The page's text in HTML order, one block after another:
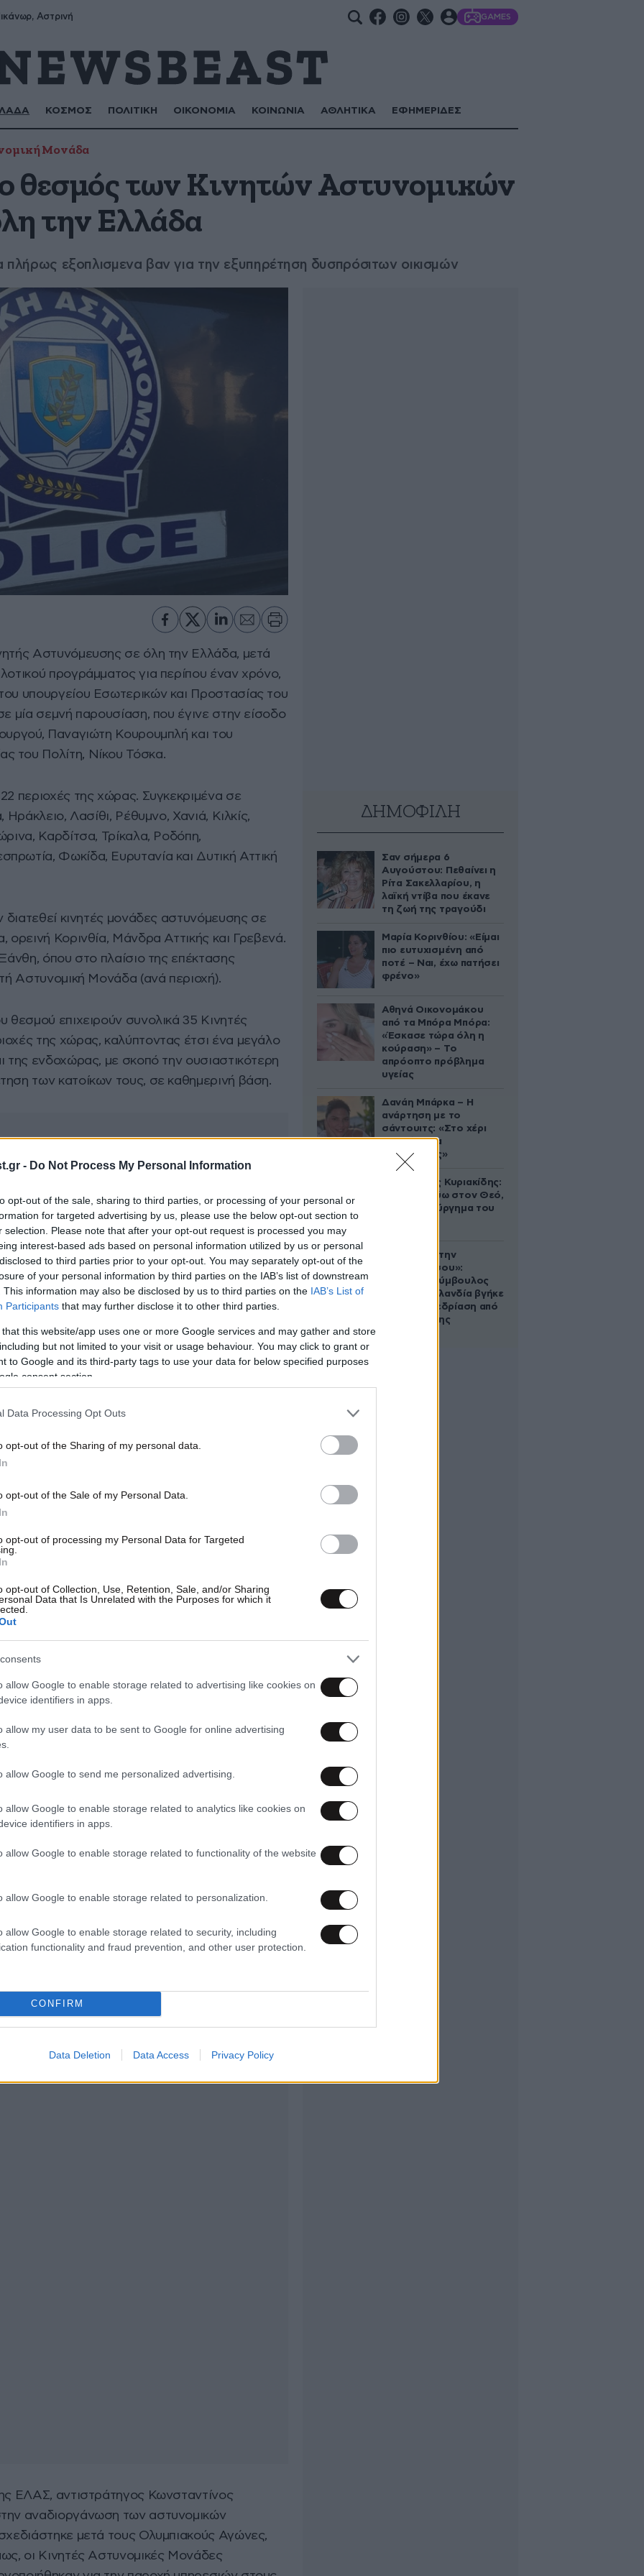
- Do Not Process My Personal Information
opt-out of the sale, sharing to third parties, or processing of your personal or
for targeted advertising by us, please use the below opt-out section to
selection. Please note that after your opt-out request is processed you may
interest-based ads based on personal information utilized by us or personal
to third parties prior to your opt-out. You may separately opt-out of the
of your personal information by third parties on the IAB’s list of downstream
This information may also be disclosed by us to third parties on the IAB’s List of
Participants that may further disclose it to other third parties.
that this website/app uses one or more Google services and may gather and store
but not limited to your visit or usage behaviour. You may click to grant or
to Google and its third-party tags to use your data for below specified purposes
consent section.
Data Processing Opt Outs
opt-out of the Sharing of my personal data.
opt-out of the Sale of my Personal Data.
opt-out of processing my Personal Data for Targeted
opt-out of Collection, Use, Retention, Sale, and/or Sharing
Data that Is Unrelated with the Purposes for which it
allow Google to enable storage related to advertising like cookies on
identifiers in apps.
allow my user data to be sent to Google for online advertising
allow Google to send me personalized advertising.
allow Google to enable storage related to analytics like cookies on
identifiers in apps.
allow Google to enable storage related to functionality of the website
allow Google to enable storage related to personalization.
allow Google to enable storage related to security, including
functionality and fraud prevention, and other user protection.
CONFIRM
Data Deletion Data Access Privacy Policy
Αστρινή GAMES
ΚΟΣΜΟΣ ΠΟΛΙΤΙΚΗ ΟΙΚΟΝΟΜΙΑ ΚΟΙΝΩΝΙΑ ΑΘΛΗΤΙΚΑ ΕΦΗΜΕΡΙΔΕΣ
Μονάδα
ο θεσμός των Κινητών Αστυνομικών
την Ελλάδα
πλήρως εξοπλισμενα βαν για την εξυπηρέτηση δυσπρόσιτων οικισμών
Αστυνόμευσης σε όλη την Ελλάδα, μετά
προγράμματος για περίπου έναν χρόνο,
υπουργείου Εσωτερικών και Προστασίας του
μία σεμνή παρουσίαση, που έγινε στην είσοδο
Παναγιώτη Κουρουμπλή και του
του Πολίτη, Νίκου Τόσκα.
περιοχές της χώρας. Συγκεκριμένα σε
Λασίθι, Ρέθυμνο, Χανιά, Κιλκίς,
Καρδίτσα, Τρίκαλα, Ροδόπη,
Φωκίδα, Ευρυτανία και Δυτική Αττική
διατεθεί κινητές μονάδες αστυνόμευσης σε
Κορινθία, Μάνδρα Αττικής και Γρεβενά.
όπου στο πλαίσιο της επέκτασης
Αστυνομική Μονάδα (ανά περιοχή).
θεσμού επιχειρούν συνολικά 35 Κινητές
της χώρας, καλύπτοντας έτσι ένα μεγάλο
της ενδοχώρας, με σκοπό την ουσιαστικότερη
των κατοίκων τους, σε καθημερινή βάση.
Μονάδων (ΚΑΜ) εντάσεται στο πλαίσιο της
«ΑΕΤΟΣ» για την Αστυνόμευση-
Δημήτρης Αναγνωστάκης, ο οποίος
του θεσμού, πρόκειται για ένα απόλυτα
χρόνο που πέρασε έχουν εξυπηρετηθεί πάνω
φορείς, σύλλογοι ή αγροτικοί
αστυνομία δεν μπορούσε να ήταν παρούσα.
της αστυνομίας για την επαρχία δεν
αστυνόμευσης.
ότι ακολουθεί ένα πλέγμα δράσεων, το
των συνόρων στον Έβρο, που
απο το Ταμείο Εσωτερικής Ασφάλειας και
αγορά θερμικών καμερών και κινητών
κλειστών κυκλωμάτων και την κάλυψη
και προσωπικό, ώστε να
άλλες αποστολές. Παράλληλα, από το έκτακτο
για την ενίσχυση του σχεδίου
τα υπόλοιπα 2.400.000 ευρώ για τη στήριξη
στα νησιά.
ΕΛΑΣ, αντιστράτηγος Κωνσταντίνος
αναδιοργάνωση των αστυνομικών
μετά τους Ολυμπιακούς Αγώνες,
οι Κινητές Αστυνομικές Μονάδες
ΔΗΜΟΦΙΛΗ
Σαν σήμερα 6
Αυγούστου: Πεθαίνει η
Ρίτα Σακελλαρίου, η
λαϊκή ντίβα που έκανε
τη ζωή της τραγούδι
Μαρία Κορινθίου: «Είμαι
πιο ευτυχισμένη από
ποτέ – Ναι, έχω πατήσει
φρένο»
Αθηνά Οικονομάκου
από τα Μπόρα Μπόρα:
«Έσκασε τώρα όλη η
κούραση» – Το
απρόοπτο πρόβλημα
υγείας
Δανάη Μπάρκα – Η
ανάρτηση με το
σάντουιτς: «Στο χέρι
σου είναι να
αδυνατίσεις»
Βλαδίμηρος Κυριακίδης:
«Δεν πιστεύω στον Θεό,
είναι δημιούργημα του
«Βλέπουμε την
μπουγάδα σου»:
Δημοτική σύμβουλος
στη Νέα Ζηλανδία βγήκε
live σε συνεδρίαση από
το μπάνιο της